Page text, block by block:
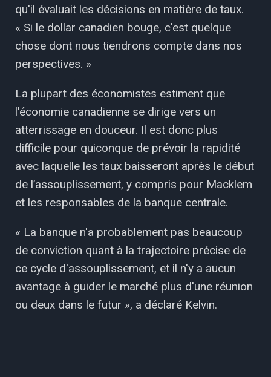
qu'il évaluait les décisions en matière de taux.
« Si le dollar canadien bouge, c'est quelque
chose dont nous tiendrons compte dans nos
perspectives. »
La plupart des économistes estiment que
l'économie canadienne se dirige vers un
atterrissage en douceur. Il est donc plus
difficile pour quiconque de prévoir la rapidité
avec laquelle les taux baisseront après le début
de l’assouplissement, ​​y compris pour Macklem
et les responsables de la banque centrale.
« La banque n'a probablement pas beaucoup
de conviction quant à la trajectoire précise de
ce cycle d'assouplissement, et il n'y a aucun
avantage à guider le marché plus d'une réunion
ou deux dans le futur », a déclaré Kelvin.